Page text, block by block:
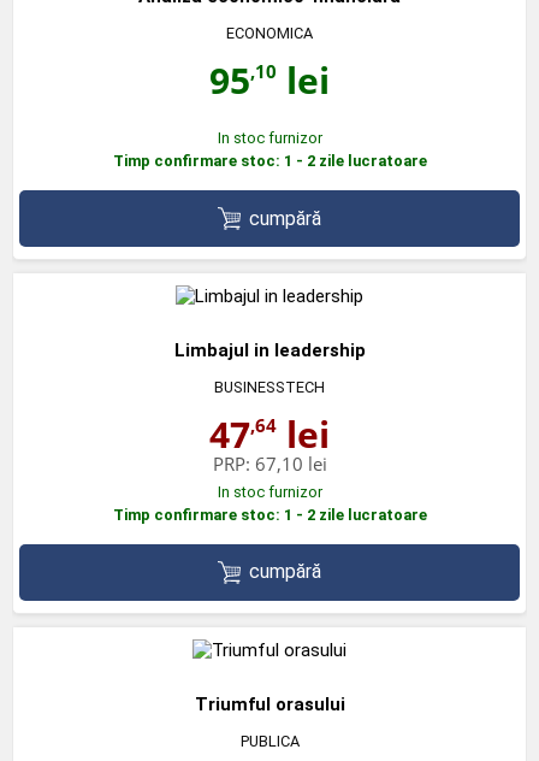
ECONOMICA
95,10 lei
In stoc furnizor
Timp confirmare stoc: 1 - 2 zile lucratoare
cumpără
Limbajul in leadership
BUSINESSTECH
47,64 lei
PRP: 67,10 lei
In stoc furnizor
Timp confirmare stoc: 1 - 2 zile lucratoare
cumpără
Triumful orasului
PUBLICA